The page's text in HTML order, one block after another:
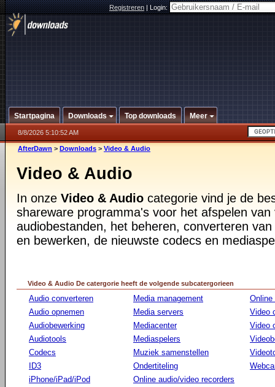
Registreren|Login:
Startpagina Downloads Top downloads Meer
8/8/2026 5:10:52 AM
AfterDawn > Downloads > Video & Audio
Video & Audio
In onze Video & Audio categorie vind je de
shareware programma's voor het afspelen van
audiobestanden, het beheren, converteren
en bewerken, de nieuwste codecs en
Video & Audio De catergorie heeft de volgende subcatergorieen
Audio converteren
Audio opnemen
Audiobewerking
Audiotools
Codecs
ID3
iPhone/iPad/iPod
Media management
Media servers
Mediacenter
Mediaspelers
Muziek samenstellen
Ondertiteling
Online audio/video recorders
Online
Video
Video